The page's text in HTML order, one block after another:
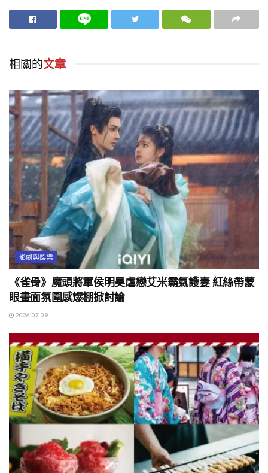
相關的文章
影劇與娛樂
《雀骨》魔頭將軍侯明昊虐戀艾米霸氣護妻 紅絲帶蒙
眼畫面氛圍感爆棚掀討論
2026-07-09